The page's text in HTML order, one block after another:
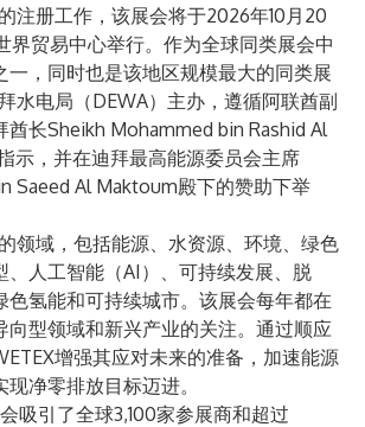
注册工作，该展会将于2026年10月20
界贸易中心举行。作为全球同类展会中
一，同时也是该地区规模最大的同类展
水电局（DEWA）主办，遵循阿联酋副
酋长Sheikh Mohammed bin Rashid Al
示，并在迪拜最高能源委员会主席
Saeed Al Maktoum殿下的赞助下举
领域，包括能源、水资源、环境、绿色
、人工智能（AI）、可持续发展、脱
色氢能和可持续城市。该展会每年都在
向型领域和新兴产业的关注。通过顺应
增强其应对未来的准备，加速能源
净零排放目标迈进。
吸引了全球3,100家参展商和超过